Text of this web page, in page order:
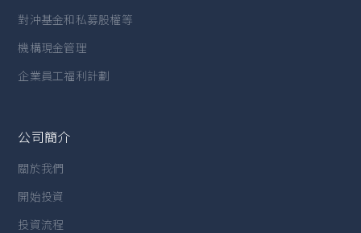
對沖基金和私募股權等
機構現金管理
企業員工福利計劃
公司簡介
關於我們
開始投資
投資流程